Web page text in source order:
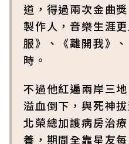
道，得過兩次金曲
製作人，音樂生涯
服》、《離開我》
時。
不過他紅遍兩岸三
溢血倒下，與死神
北榮總加護病房治
養，期間全靠星友